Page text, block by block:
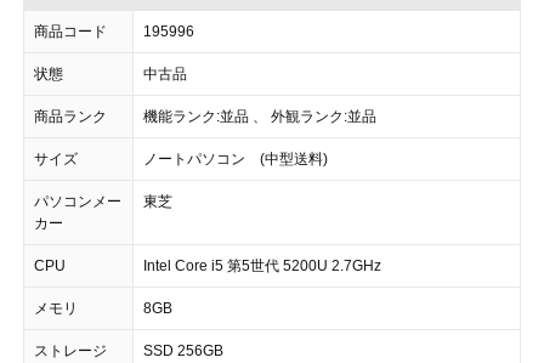
商品コード 195996
状態 中古品
商品ランク 機能ランク:並品 、 外観ランク:並品
サイズ ノートパソコン (中型送料)
パソコンメー
カー
東芝
CPU Intel Core i5 第5世代 5200U 2.7GHz
メモリ 8GB
ストレージ SSD 256GB